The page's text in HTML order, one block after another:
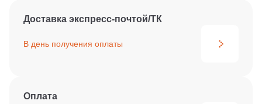
Доставка экспресс-почтой/ТК
В день получения оплаты
Оплата